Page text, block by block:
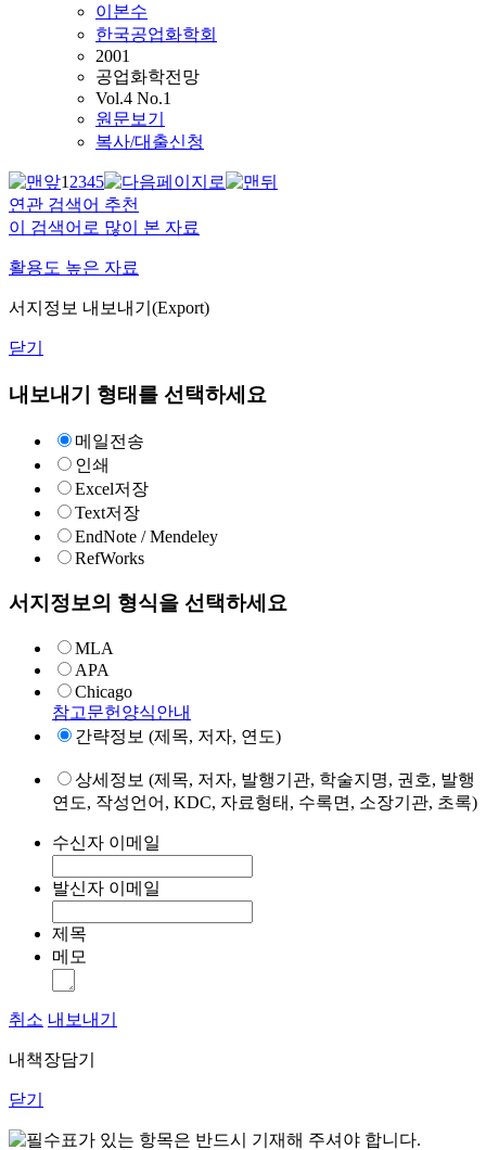
이본수
한국공업화학회
2001
공업화학전망
Vol.4 No.1
원문보기
복사/대출신청
12345
연관 검색어 추천
이 검색어로 많이 본 자료
활용도 높은 자료
서지정보 내보내기(Export)
닫기
내보내기 형태를 선택하세요
메일전송
인쇄
Excel저장
Text저장
EndNote / Mendeley
RefWorks
서지정보의 형식을 선택하세요
MLA
APA
Chicago
참고문헌양식안내
간략정보 (제목, 저자, 연도)
상세정보 (제목, 저자, 발행기관, 학술지명, 권호, 발행
연도, 작성언어, KDC, 자료형태, 수록면, 소장기관, 초록)
수신자 이메일
발신자 이메일
제목
메모
취소 내보내기
내책장담기
닫기
표가 있는 항목은 반드시 기재해 주셔야 합니다.